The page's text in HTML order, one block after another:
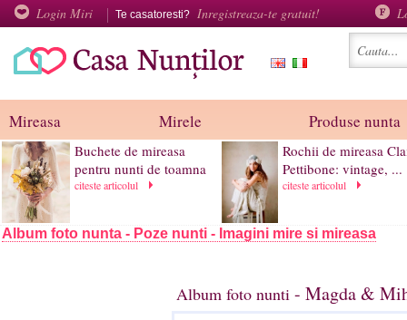
Login Miri Te casatoresti? Inregistreaza-te gratuit!
Mireasa Mirele Produse nunta
Buchete de mireasa
pentru nunti de toamna
citeste articolul
Rochii de mireasa
Pettibone: vintage, ...
citeste articolul
Album foto nunta - Poze nunti - Imagini mire si mireasa
Album foto nunti - Magda &